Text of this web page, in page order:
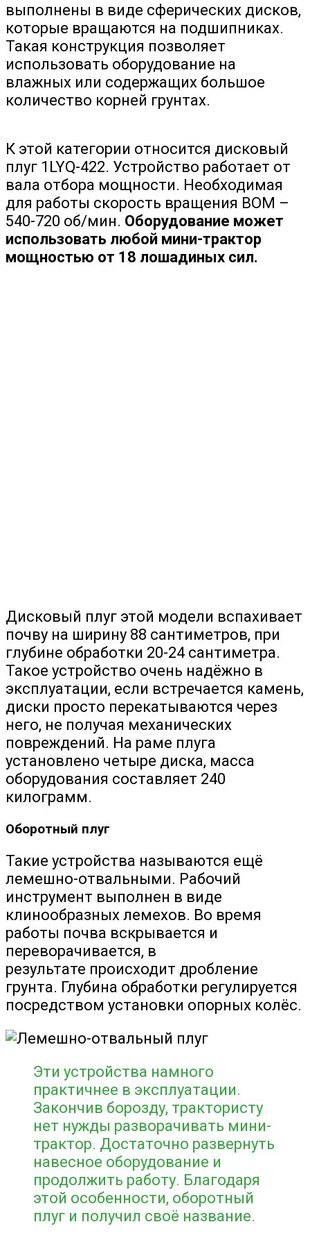
выполнены в виде сферических дисков,
которые вращаются на подшипниках.
Такая конструкция позволяет
использовать оборудование на
влажных или содержащих большое
количество корней грунтах.
К этой категории относится дисковый
плуг 1LYQ-422. Устройство работает от
вала отбора мощности. Необходимая
для работы скорость вращения ВОМ –
540-720 об/мин. Оборудование может
использовать любой мини-трактор
мощностью от 18 лошадиных сил.
Дисковый плуг этой модели вспахивает
почву на ширину 88 сантиметров, при
глубине обработки 20-24 сантиметра.
Такое устройство очень надёжно в
эксплуатации, если встречается камень,
диски просто перекатываются через
него, не получая механических
повреждений. На раме плуга
установлено четыре диска, масса
оборудования составляет 240
килограмм.
Оборотный плуг
Такие устройства называются ещё
лемешно-отвальными. Рабочий
инструмент выполнен в виде
клинообразных лемехов. Во время
работы почва вскрывается и
переворачивается, в
результате происходит дробление
грунта. Глубина обработки регулируется
посредством установки опорных колёс.
Эти устройства намного
практичнее в эксплуатации.
Закончив борозду, трактористу
нет нужды разворачивать мини-
трактор. Достаточно развернуть
навесное оборудование и
продолжить работу. Благодаря
этой особенности, оборотный
плуг и получил своё название.